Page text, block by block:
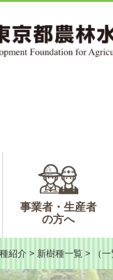
事業者・生産者
の方へ
紹介 > 新樹種一覧 > （一